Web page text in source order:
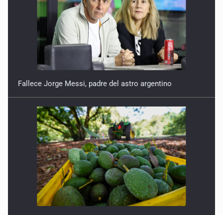
Fallece Jorge Messi, padre del astro argentino